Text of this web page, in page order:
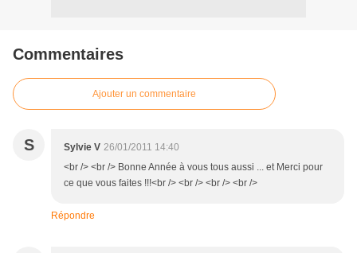
Commentaires
Ajouter un commentaire
S Sylvie V 26/01/2011 14:40
<br /> <br /> Bonne Année à vous tous aussi ... et Merci pour
ce que vous faites !!!<br /> <br /> <br /> <br />
Répondre